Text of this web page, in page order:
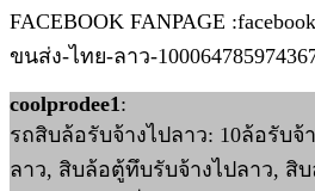
FACEBOOK FANPAGE
ขนส่ง-ไทย-ลาว-
coolprodee1:
รถสิบล้อรับจ้างไปลาว: 10ล้อรับจ้
ลาว, สิบล้อตู้ทึบรับจ้างไปลาว, สิบ